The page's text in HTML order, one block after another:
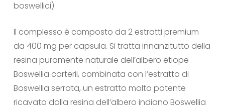
boswellici).
Il complesso è composto da 2 estratti premium
da 400 mg per capsula. Si tratta innanzitutto della
resina puramente naturale dell’albero etiope
Boswellia carterii, combinata con l’estratto di
Boswellia serrata, un estratto molto potente
ricavato dalla resina dell’albero indiano Boswellia